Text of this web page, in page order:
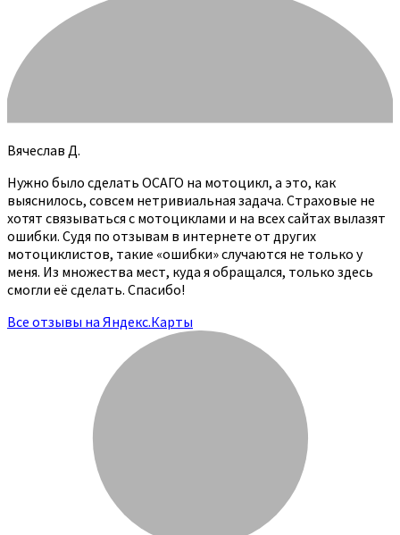
Вячеслав Д.
Нужно было сделать ОСАГО на мотоцикл, а это, как
выяснилось, совсем нетривиальная задача. Страховые не
хотят связываться с мотоциклами и на всех сайтах вылазят
ошибки. Судя по отзывам в интернете от других
мотоциклистов, такие «ошибки» случаются не только у
меня. Из множества мест, куда я обращался, только здесь
смогли её сделать. Спасибо!
Все отзывы на Яндекс.Карты